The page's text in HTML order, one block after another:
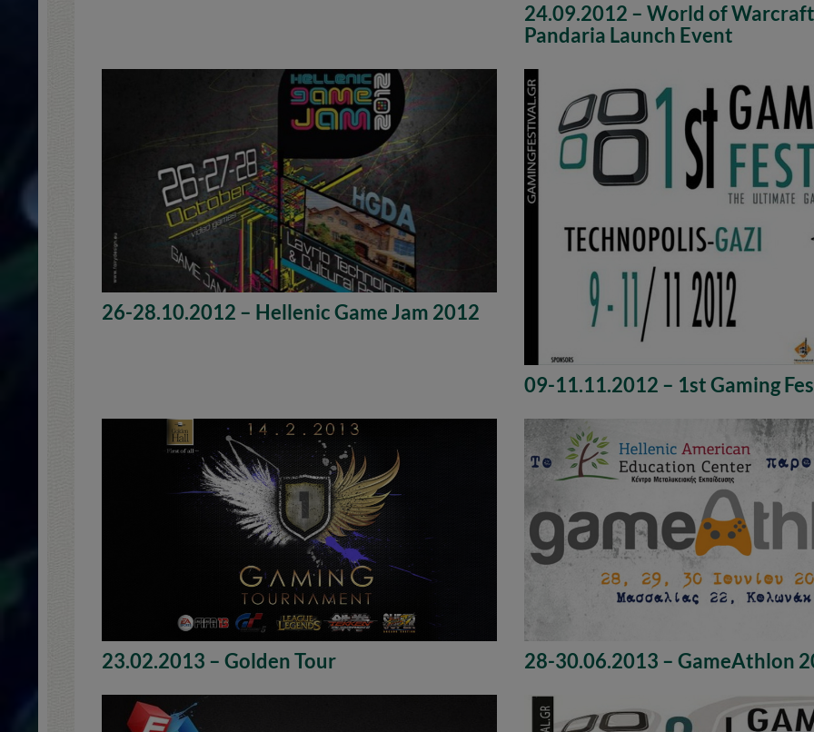
24.09.2012 – World of
Pandaria Launch Event
26-28.10.2012 – Hellenic Game Jam 2012
09-11.11.2012 – 1st Gaming
23.02.2013 – Golden Tour 28-30.06.2013 – GameAthlon